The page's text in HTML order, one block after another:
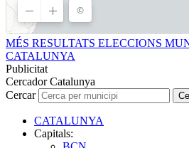
MÉS RESULTATS ELECCIONS
CATALUNYA
Publicitat
Cercador Catalunya
Cercar
CATALUNYA
Capitals: